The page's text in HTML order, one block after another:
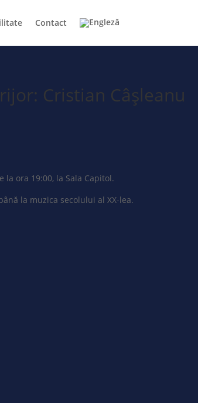
Contact
Cristian Câșleanu
ora 19:00, la Sala Capitol.
la muzica secolului al XX-lea.